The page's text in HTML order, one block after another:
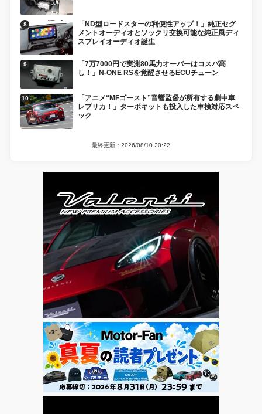
「ND型ロードスターの利便性アップ！」純正セグ
メントオーディオとソックリ交換可能な純正風ディ
スプレイオーディオ誕生
「7万7000円で実測80馬力オーバーはコスパ高
し！」N-ONE RSを覚醒させるECUチューン
「アニメ“MFゴースト”音響監督が所有する劇中車
レプリカ！」ターボキットも投入した車検対応スペ
ック
最終更新：2026/08/10 20:22